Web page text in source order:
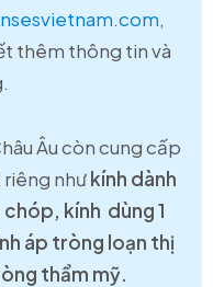
thêm thông tin và
Âu còn cung cấp
nhưkính dành
kính dùng 1
áp tròng loạn thị
thẩm mỹ.